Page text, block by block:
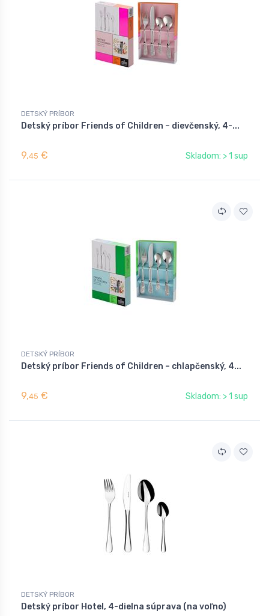
DETSKÝ PRÍBOR
Detský príbor Friends of Children – dievčenský, 4-...
9,45 € Skladom: > 1 sup
DETSKÝ PRÍBOR
Detský príbor Friends of Children – chlapčenský, 4...
9,45 € Skladom: > 1 sup
DETSKÝ PRÍBOR
Detský príbor Hotel, 4-dielna súprava (na voľno)